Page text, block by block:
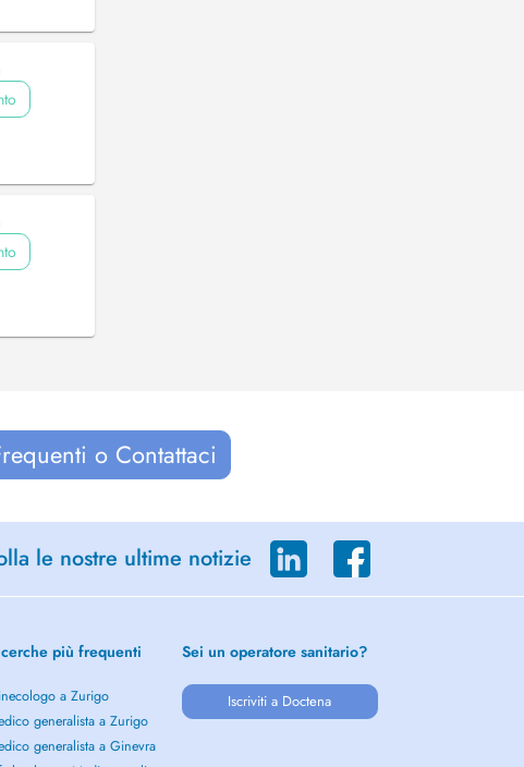
o Contattaci
le nostre ultime notizie
più frequenti
a Zurigo
generalista a Zurigo
generalista a Ginevra
Sei un operatore sanitario?
Iscriviti a Doctena